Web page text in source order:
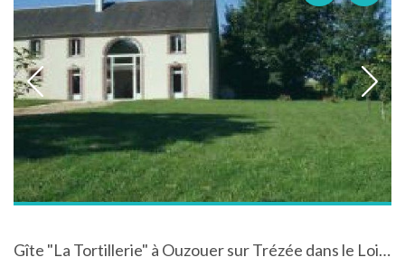
Gîte "La Tortillerie" à Ouzouer sur Trézée dans le Loiret dans le Centre